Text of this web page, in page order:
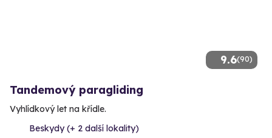
9.6(90)
Tandemový paragliding
Vyhlídkový let na křídle.
Beskydy (+ 2 další lokality)